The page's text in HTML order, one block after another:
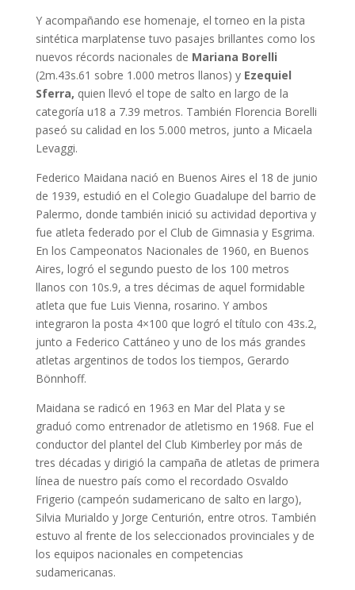
Y acompañando ese homenaje, el torneo en la pista
sintética marplatense tuvo pasajes brillantes como los
nuevos récords nacionales de Mariana Borelli
(2m.43s.61 sobre 1.000 metros llanos) y Ezequiel
Sferra, quien llevó el tope de salto en largo de la
categoría u18 a 7.39 metros. También Florencia Borelli
paseó su calidad en los 5.000 metros, junto a Micaela
Levaggi.
Federico Maidana nació en Buenos Aires el 18 de junio
de 1939, estudió en el Colegio Guadalupe del barrio de
Palermo, donde también inició su actividad deportiva y
fue atleta federado por el Club de Gimnasia y Esgrima.
En los Campeonatos Nacionales de 1960, en Buenos
Aires, logró el segundo puesto de los 100 metros
llanos con 10s.9, a tres décimas de aquel formidable
atleta que fue Luis Vienna, rosarino. Y ambos
integraron la posta 4×100 que logró el título con 43s.2,
junto a Federico Cattáneo y uno de los más grandes
atletas argentinos de todos los tiempos, Gerardo
Bönnhoff.
Maidana se radicó en 1963 en Mar del Plata y se
graduó como entrenador de atletismo en 1968. Fue el
conductor del plantel del Club Kimberley por más de
tres décadas y dirigió la campaña de atletas de primera
línea de nuestro país como el recordado Osvaldo
Frigerio (campeón sudamericano de salto en largo),
Silvia Murialdo y Jorge Centurión, entre otros. También
estuvo al frente de los seleccionados provinciales y de
los equipos nacionales en competencias
sudamericanas.